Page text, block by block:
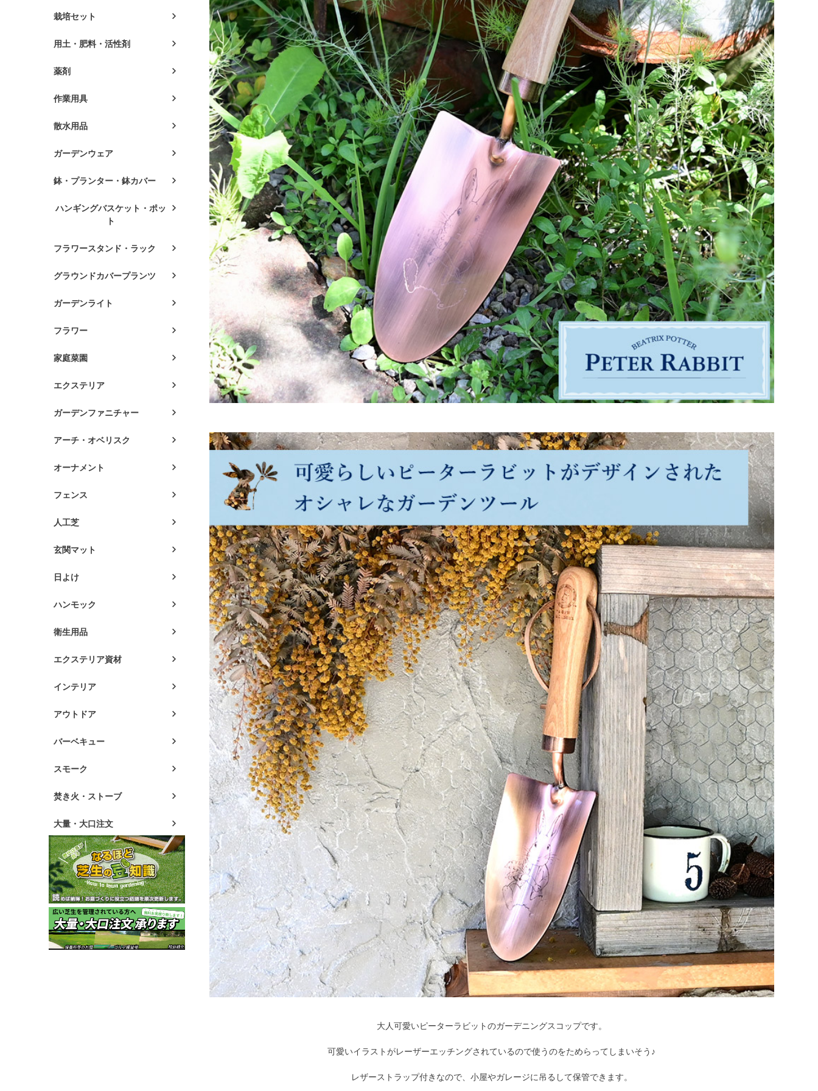
栽培セット
用土・肥料・活性剤
薬剤
作業用具
散水用品
ガーデンウェア
鉢・プランター・鉢カバー
ハンギングバスケット・ポッ
ト
フラワースタンド・ラック
グラウンドカバープランツ
ガーデンライト
フラワー
家庭菜園
エクステリア
ガーデンファニチャー
アーチ・オベリスク
オーナメント
フェンス
人工芝
玄関マット
日よけ
ハンモック
衛生用品
エクステリア資材
インテリア
アウトドア
バーベキュー
スモーク
焚き火・ストーブ
大量・大口注文
大人可愛いピーターラビットのガーデニングスコップです。
可愛いイラストがレーザーエッチングされているので使うのをためらってしまいそう♪
レザーストラップ付きなので、小屋やガレージに吊るして保管できます。